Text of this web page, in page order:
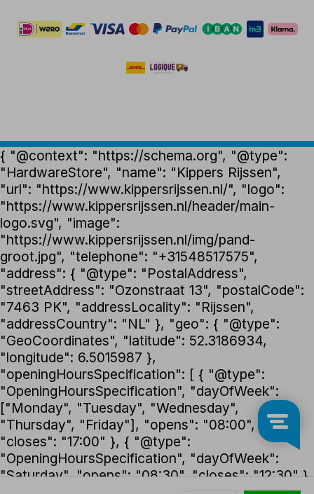
{ "@context": "https://schema.org", "@type":
"HardwareStore", "name": "Kippers Rijssen",
"url": "https://www.kippersrijssen.nl/", "logo":
"https://www.kippersrijssen.nl/header/main-
logo.svg", "image":
"https://www.kippersrijssen.nl/img/pand-
groot.jpg", "telephone": "+31548517575",
"address": { "@type": "PostalAddress",
"streetAddress": "Ozonstraat 13", "postalCode":
"7463 PK", "addressLocality": "Rijssen",
"addressCountry": "NL" }, "geo": { "@type":
"GeoCoordinates", "latitude": 52.3186934,
"longitude": 6.5015987 },
"openingHoursSpecification": [ { "@type":
"OpeningHoursSpecification", "dayOfWeek":
["Monday", "Tuesday", "Wednesday",
"Thursday", "Friday"], "opens": "08:00",
"closes": "17:00" }, { "@type":
"OpeningHoursSpecification", "dayOfWeek":
"Saturday", "opens": "08:30", "closes": "12:30" }